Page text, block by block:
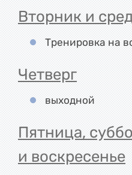
Вторник и
Тренировка на
Четверг
выходной
Пятница,
и воскресенье